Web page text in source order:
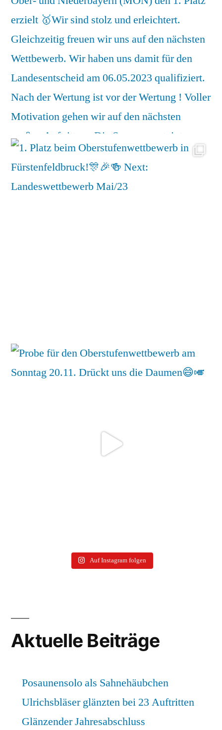
Auf Instagram folgen
Aktuelle Beiträge
Posaunensolo als Sahnehäubchen
Ulrichsbläser glänzten bei 23 Auftritten
Glänzender Jahresabschluss